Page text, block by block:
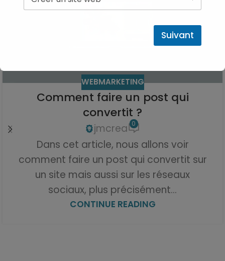
WEBMARKETING
Comment faire un post qui
convertit ?
jmcrea 0
Dans cet article, nous allons voir
comment faire un post qui convertit sur
un site mais aussi sur les réseaux
sociaux, plus précisément...
CONTINUE READING
Suivant